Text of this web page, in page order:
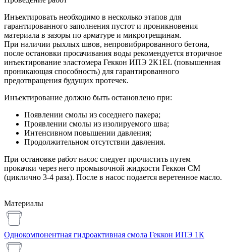
Инъектировать необходимо в несколько этапов для
гарантированного заполнения пустот и проникновения
материала в зазоры по арматуре и микротрещинам.
При наличии рыхлых швов, непровибрированного бетона,
после остановки просачивания воды рекомендуется вторичное
инъектирование эластомера Геккон ИПЭ 2К1EL (повышенная
проникающая способность) для гарантированного
предотвращения будущих протечек.
Инъектирование должно быть остановлено при:
Появлении смолы из соседнего пакера;
Проявлении смолы из изолируемого шва;
Интенсивном повышении давления;
Продолжительном отсутствии давления.
При остановке работ насос следует прочистить путем
прокачки через него промывочной жидкости Геккон СМ
(циклично 3-4 раза). После в насос подается веретенное масло.
Материалы
Однокомпонентная гидроактивная смола Геккон ИПЭ 1К